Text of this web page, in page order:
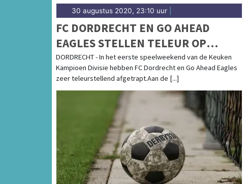
30 augustus 2020, 23:10 uur
FC DORDRECHT EN GO AHEAD
EAGLES STELLEN TELEUR OP
EERSTE SPEELDAG
DORDRECHT - In het eerste speelweekend van de Keuken
Kampioen Divisie hebben FC Dordrecht en Go Ahead Eagles
zeer teleurstellend afgetrapt.Aan de [...]